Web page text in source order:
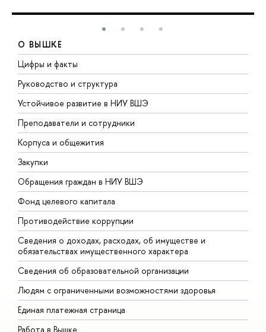
О ВЫШКЕ
Цифры и факты
Руководство и структура
Устойчивое развитие в НИУ ВШЭ
Преподаватели и сотрудники
Корпуса и общежития
Закупки
Обращения граждан в НИУ ВШЭ
Фонд целевого капитала
Противодействие коррупции
Сведения о доходах, расходах, об имуществе и
обязательствах имущественного характера
Сведения об образовательной организации
Людям с ограниченными возможностями здоровья
Единая платежная страница
Работа в Вышке